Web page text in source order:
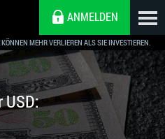
MEHR VERLIEREN ALS SIE INVESTIEREN.
ANMELDEN
USD: